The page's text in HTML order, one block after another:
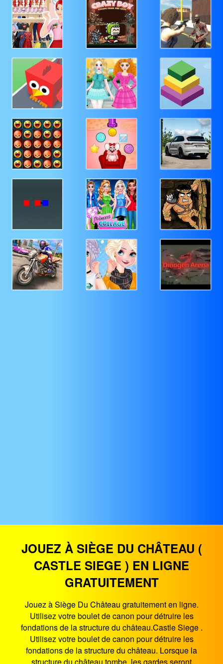
JOUEZ À SIÈGE DU CHÂTEAU (
CASTLE SIEGE ) EN LIGNE
GRATUITEMENT
Jouez à Siège Du Château gratuitement en ligne.
Utilisez votre boulet de canon pour détruire les
fondations de la structure du château.Castle Siege .
Utilisez votre boulet de canon pour détruire les
fondations de la structure du château. Lorsque la